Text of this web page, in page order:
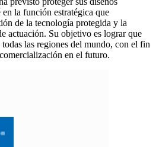
la función estratégica que
de la tecnología protegida y la
actuación. Su objetivo es lograr que
las regiones del mundo, con el fin
en el futuro.